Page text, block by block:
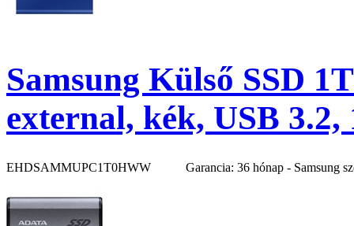
Samsung Külső SSD
external, kék, USB 3.2,
EHDSAMMUPC1T0HWW Garancia: 36 hónap - Samsung